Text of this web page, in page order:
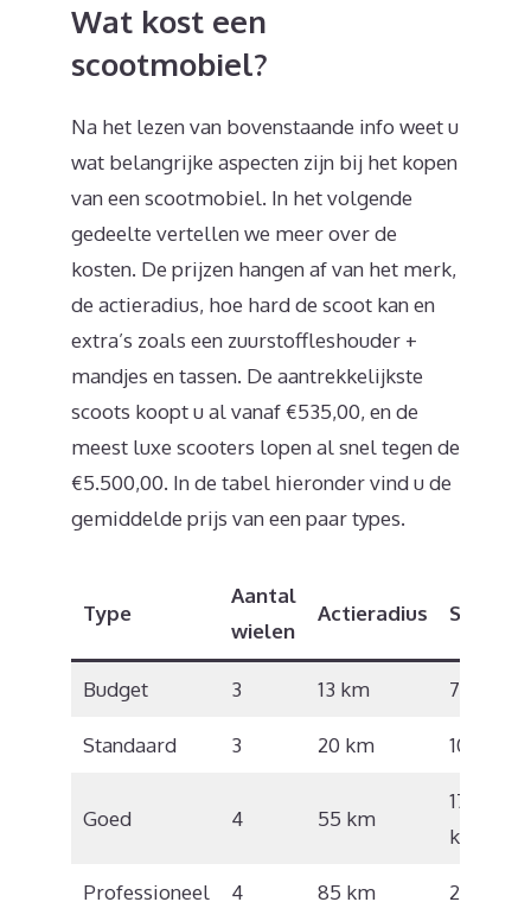
Wat kost een
scootmobiel?
Na het lezen van bovenstaande info weet u
wat belangrijke aspecten zijn bij het kopen
van een scootmobiel. In het volgende
gedeelte vertellen we meer over de
kosten. De prijzen hangen af van het merk,
de actieradius, hoe hard de scoot kan en
extra’s zoals een zuurstoffleshouder +
mandjes en tassen. De aantrekkelijkste
scoots koopt u al vanaf €535,00, en de
meest luxe scooters lopen al snel tegen de
€5.500,00. In de tabel hieronder vind u de
gemiddelde prijs van een paar types.
Type
Aantal
wielen
Actieradius
Budget 3 13 km 7 km/u
Standaard 3 20 km 10 km/u
Goed 4 55 km
17 – 18
km/u
Professioneel 4 85 km 21 km/u